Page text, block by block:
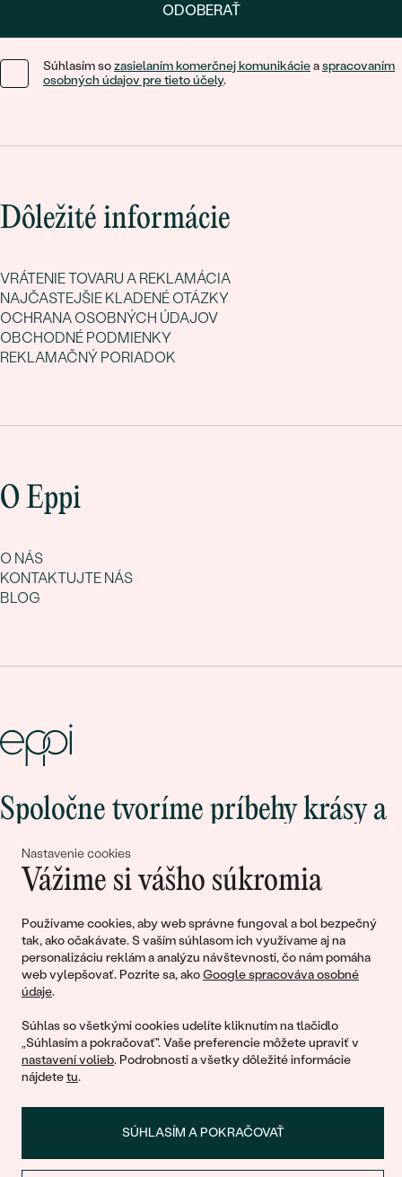
Nastavenie cookies
Vážime si vášho súkromia
Používame cookies, aby web správne fungoval a bol bezpečný
tak, ako očakávate. S vaším súhlasom ich využívame aj na
personalizáciu reklám a analýzu návštevnosti, čo nám pomáha
web vylepšovať. Pozrite sa, akoGoogle spracováva osobné
údaje.
Súhlas so všetkými cookies udelíte kliknutím na tlačidlo
„Súhlasím a pokračovať". Vaše preferencie môžete upraviť v
nastavení volieb. Podrobnosti a všetky dôležité informácie
nájdetetu.
SÚHLASÍM A POKRAČOVAŤ
ODOBERAŤ
Súhlasím sozasielaním komerčnej komunikácieaspracovaním
osobných údajov pre tieto účely.
Dôležité informácie
VRÁTENIE TOVARU A REKLAMÁCIA
NAJČASTEJŠIE KLADENÉ OTÁZKY
OCHRANA OSOBNÝCH ÚDAJOV
OBCHODNÉ PODMIENKY
REKLAMAČNÝ PORIADOK
O Eppi
O NÁS
KONTAKTUJTE NÁS
BLOG
Spoločne tvoríme príbehy krásy a
lásky
Pripojte sa k nám!
© 2011 - 2026, Eppi.sk